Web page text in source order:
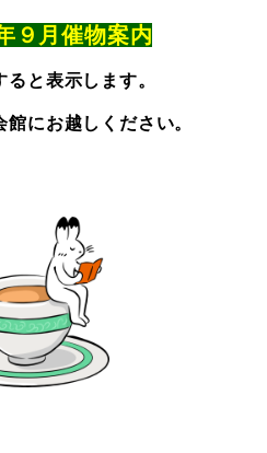
９月催物案内
と表示します。
館にお越しください。